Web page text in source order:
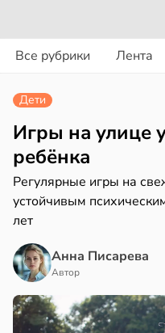
Все рубрики Лента
в19:49
Дети
Игры на улице
ребёнка
Регулярные игры на
устойчивым
лет
Анна Писарева
Автор
в20:58